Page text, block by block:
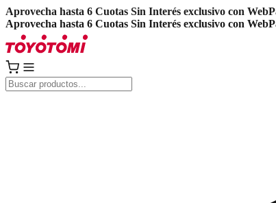
Aprovecha hasta 6 Cuotas Sin Interés exclusivo con
Aprovecha hasta 6 Cuotas Sin Interés exclusivo con